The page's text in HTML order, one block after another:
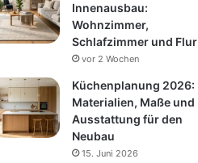
Innenausbau:
Wohnzimmer,
Schlafzimmer und Flur
vor 2 Wochen
Küchenplanung 2026:
Materialien, Maße und
Ausstattung für den
Neubau
15. Juni 2026